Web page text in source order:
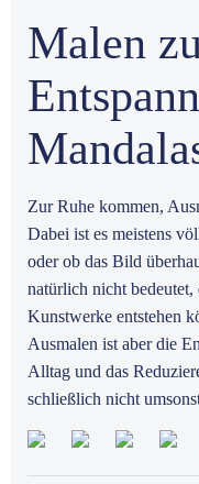
Malen
Zur Ruhe kommen,
Dabei ist es meistens
oder ob das Bild
natürlich nicht bedeutet,
Kunstwerke entstehen
Ausmalen ist aber die
Alltag und das
schließlich nicht